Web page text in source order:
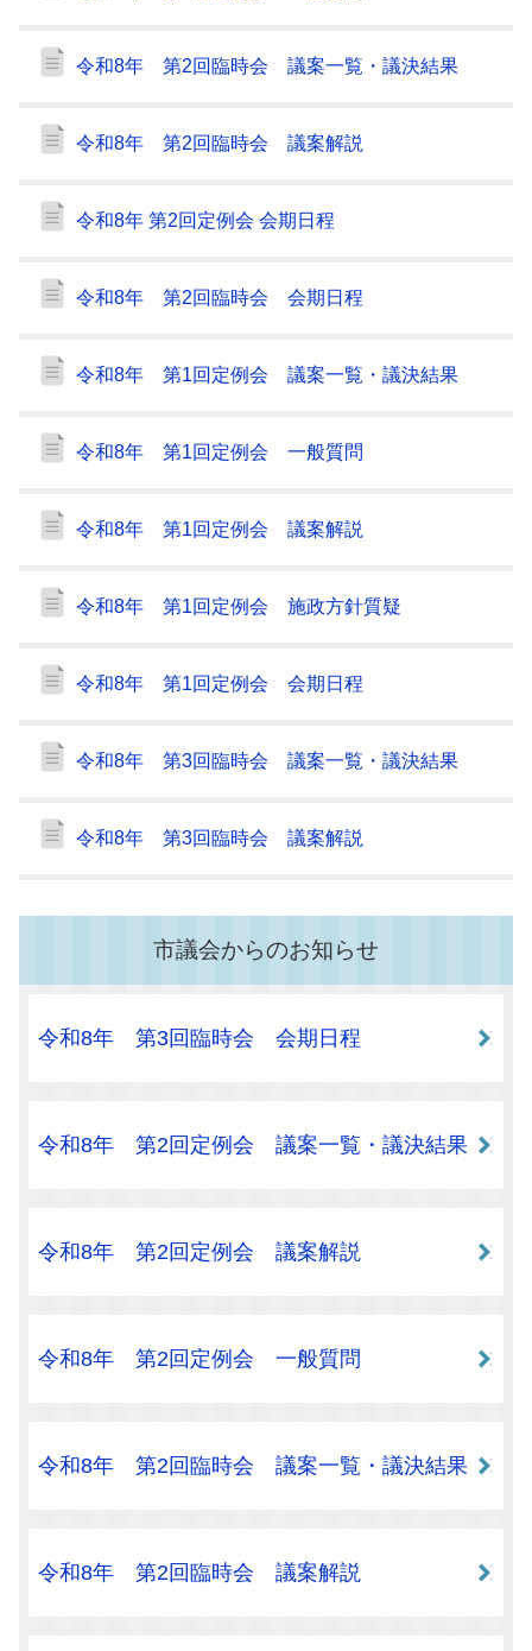
令和8年 第2回臨時会 議案一覧・議決結果
令和8年 第2回臨時会 議案解説
令和8年 第2回定例会 会期日程
令和8年 第2回臨時会 会期日程
令和8年 第1回定例会 議案一覧・議決結果
令和8年 第1回定例会 一般質問
令和8年 第1回定例会 議案解説
令和8年 第1回定例会 施政方針質疑
令和8年 第1回定例会 会期日程
令和8年 第3回臨時会 議案一覧・議決結果
令和8年 第3回臨時会 議案解説
市議会からのお知らせ
令和8年 第3回臨時会 会期日程
令和8年 第2回定例会 議案一覧・議決結果
令和8年 第2回定例会 議案解説
令和8年 第2回定例会 一般質問
令和8年 第2回臨時会 議案一覧・議決結果
令和8年 第2回臨時会 議案解説